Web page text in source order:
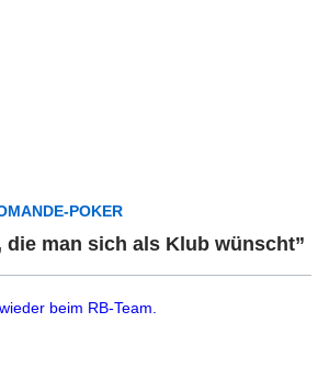
POKER
die man sich als Klub wünscht”